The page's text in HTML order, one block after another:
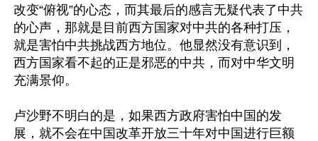
改变“俯视”的心态，而其最后的感言无疑代表了中共
的心声，那就是目前西方国家对中共的各种打压，
就是害怕中共挑战西方地位。他显然没有意识到，
西方国家看不起的正是邪恶的中共，而对中华文明
充满景仰。
卢沙野不明白的是，如果西方政府害怕中国的发
展，就不会在中国改革开放三十年对中国进行巨额